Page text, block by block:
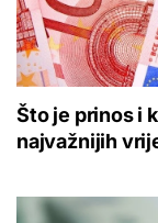
Što je prinos i
najvažnijih